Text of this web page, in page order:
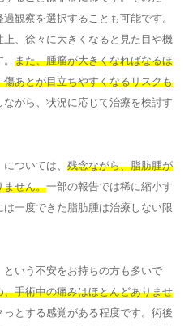
観察を選択することも可能です。
、徐々に大きくなると見た目や機
また、腫瘤が大きくなればなるほ
あとが目立ちやすくなるリスクも
ながら、状況に応じて治療を検討す
ついては、 残念ながら、脂肪腫が
ません。一部の報告では稀に縮小す
一度できた脂肪腫は治療しない限
という不安をお持ちの方も多いで
手術中の痛みはほとんどありませ
とする感覚がある程度です。術後